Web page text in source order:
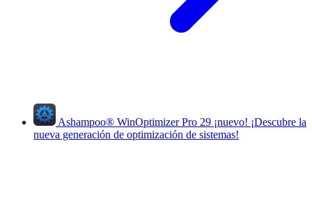
Ashampoo® WinOptimizer Pro 29 ¡nuevo! ¡Descubre la
nueva generación de optimización de sistemas!